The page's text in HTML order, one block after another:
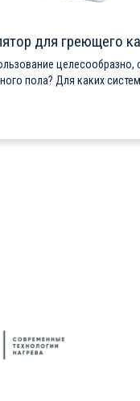
для греющего
целесообразно,
пола? Для каких